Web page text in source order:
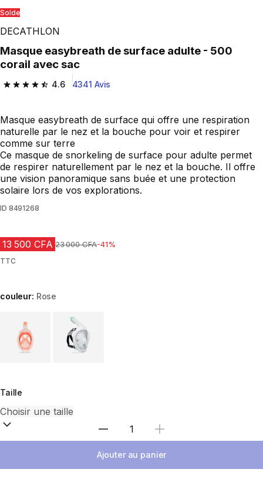
Play Video
Solde
DECATHLON
Masque easybreath de surface adulte - 500
corail avec sac
4.6
4.6 out of 5 stars from 4341 reviews
4341 Avis
Masque easybreath de surface qui offre une respiration
naturelle par le nez et la bouche pour voir et respirer
comme sur terre
Ce masque de snorkeling de surface pour adulte permet
de respirer naturellement par le nez et la bouche. Il offre
une vision panoramique sans buée et une protection
solaire lors de vos explorations.
ID 8491268
13 500 CFA Prix avant réduction
23 000 CFA-41%
TTC
couleur: Rose
Choose a variant
Taille
Choisir une quantité
Ajouter au panier